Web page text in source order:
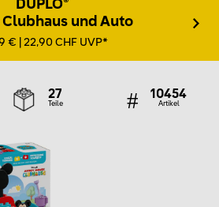
DUPLO®
Clubhaus und Auto
€ | 22,90 CHF UVP*
27
Teile
10454
Artikel